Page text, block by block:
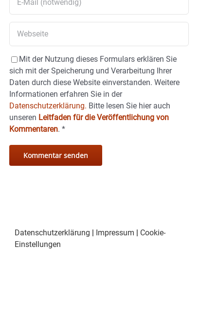
Mit der Nutzung dieses Formulars erklären Sie
sich mit der Speicherung und Verarbeitung Ihrer
Daten durch diese Website einverstanden. Weitere
Informationen erfahren Sie in der
Datenschutzerklärung. Bitte lesen Sie hier auch
unseren Leitfaden für die Veröffentlichung von
Kommentaren. *
Datenschutzerklärung | Impressum | Cookie-
Einstellungen